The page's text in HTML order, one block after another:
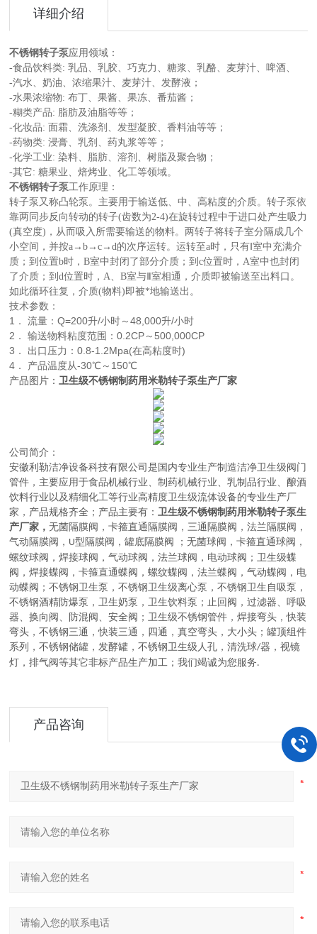
详细介绍
不锈钢转子泵应用领域：
-食品饮料类: 乳品、乳胶、巧克力、糖浆、乳酪、麦芽汁、啤酒、
-汽水、奶油、浓缩果汁、麦芽汁、发酵液；
-水果浓缩物: 布丁、果酱、果冻、番茄酱；
-糊类产品: 脂肪及油脂等等；
-化妆品: 面霜、洗涤剂、发型凝胶、香料油等等；
-药物类: 浸膏、乳剂、药丸浆等等；
-化学工业: 染料、脂肪、溶剂、树脂及聚合物；
-其它: 糖果业、焙烤业、化工等领域。
不锈钢转子泵工作原理：
转子泵又称凸轮泵。主要用于输送低、中、高粘度的介质。转子泵依
靠两同步反向转动的转子(齿数为2-4)在旋转过程中于进口处产生吸力
(真空度)，从而吸入所需要输送的物料。两转子将转子室分隔成几个
小空间，并按a→b→c→d的次序运转。运转至a时，只有Ⅰ室中充满介
质；到位置b时，B室中封闭了部分介质；到c位置时，A室中也封闭
了介质；到d位置时，A、B室与Ⅱ室相通，介质即被输送至出料口。
如此循环往复，介质(物料)即被*地输送出。
技术参数：
1． 流量：Q=200升/小时～48,000升/小时
2． 输送物料粘度范围：0.2CP～500,000CP
3． 出口压力：0.8-1.2Mpa(在高粘度时)
4． 产品温度从-30℃～150℃
产品图片： 卫生级不锈钢制药用米勒转子泵生产厂家
公司简介：
安徽利勒洁净设备科技有限公司是 国内专业生产制造洁净卫生级阀门
管件，主要应用于食品机械行业、制药机械行业、乳制品行业、酿酒
饮料行业以及精细化工等行业高精度卫生级流体设备的专业生产厂
家， 产品规格齐全；产品主要有：卫生级不锈钢制药用米勒转子泵生
产厂家，无菌隔膜阀 ，卡箍直通隔膜阀，三通隔膜阀，法兰隔膜阀，
气动隔膜阀， U型隔膜阀，罐底隔膜阀 ；无菌球阀 ，卡箍直通球阀，
螺纹球阀，焊接球阀，气动球阀，法兰球阀，电动球阀 ；卫生级蝶
阀 ，焊接蝶阀，卡箍直通蝶阀，螺纹蝶阀，法兰蝶阀，气动蝶阀，电
动蝶阀 ；不锈钢卫生泵 ，不锈钢卫生级离心泵，不锈钢卫生自吸泵，
不锈钢酒精防爆泵，卫生奶泵，卫生饮料泵 ； 止回阀，过滤器、呼吸
器、换向阀、防混阀、安全阀 ；卫生级不锈钢管件 ，焊接弯头，快装
弯头，不锈钢三通，快装三通，四通，真空弯头，大小头 ；罐顶组件
系列 ，不锈钢储罐，发酵罐，不锈钢卫生级人孔，清洗球/器，视镜
灯，排气阀等其它非标产品生产加工 ；我们竭诚为您服务.
产品咨询